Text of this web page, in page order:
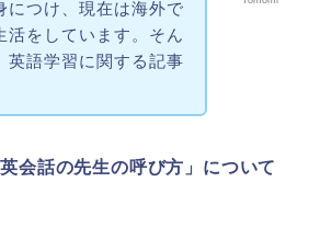
につけ、現在は海外で
活をしています。そん
英語学習に関する記事
会話の先生の呼び方」について